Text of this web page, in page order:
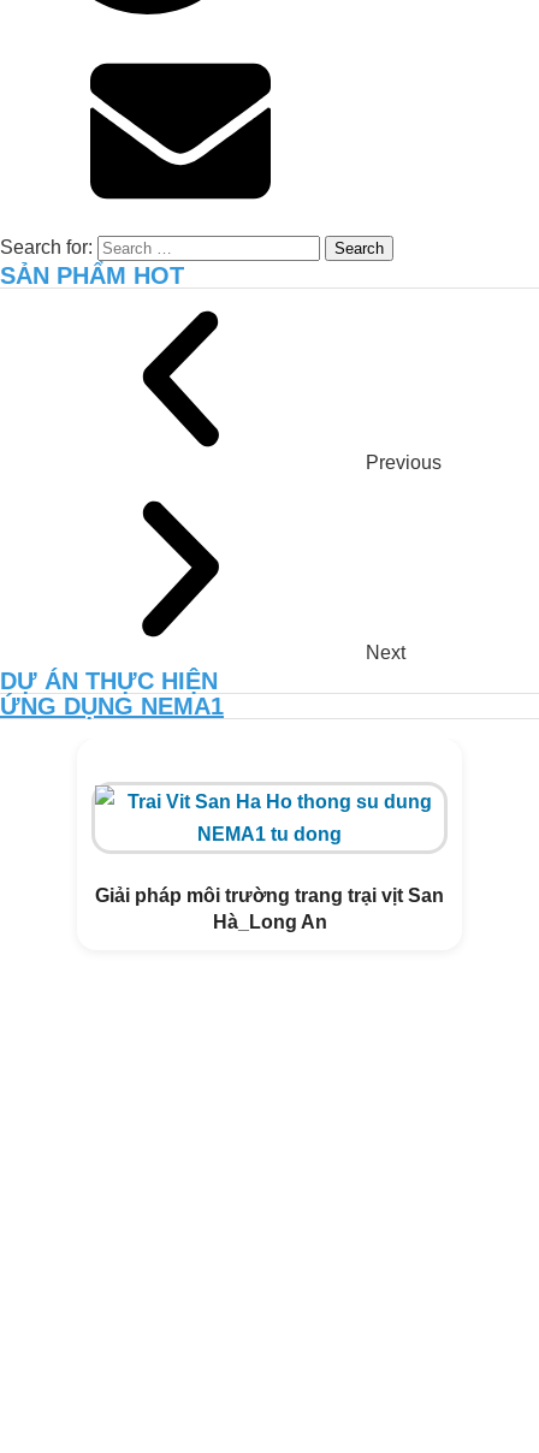
Search for:
SẢN PHẨM HOT
Previous
Next
DỰ ÁN THỰC HIỆN
ỨNG DỤNG NEMA1
Xử lý môi trường hiệu quả cho trại gà
8.000 con tại Long An – Giải pháp thực
tiễn từ JVSF
Giải pháp môi trường trang trại vịt San
Hà_Long An
TĂNG NĂNG SUẤT VÀ CHẤT
THUẦN HỮU CƠ CÙNG NEMA2